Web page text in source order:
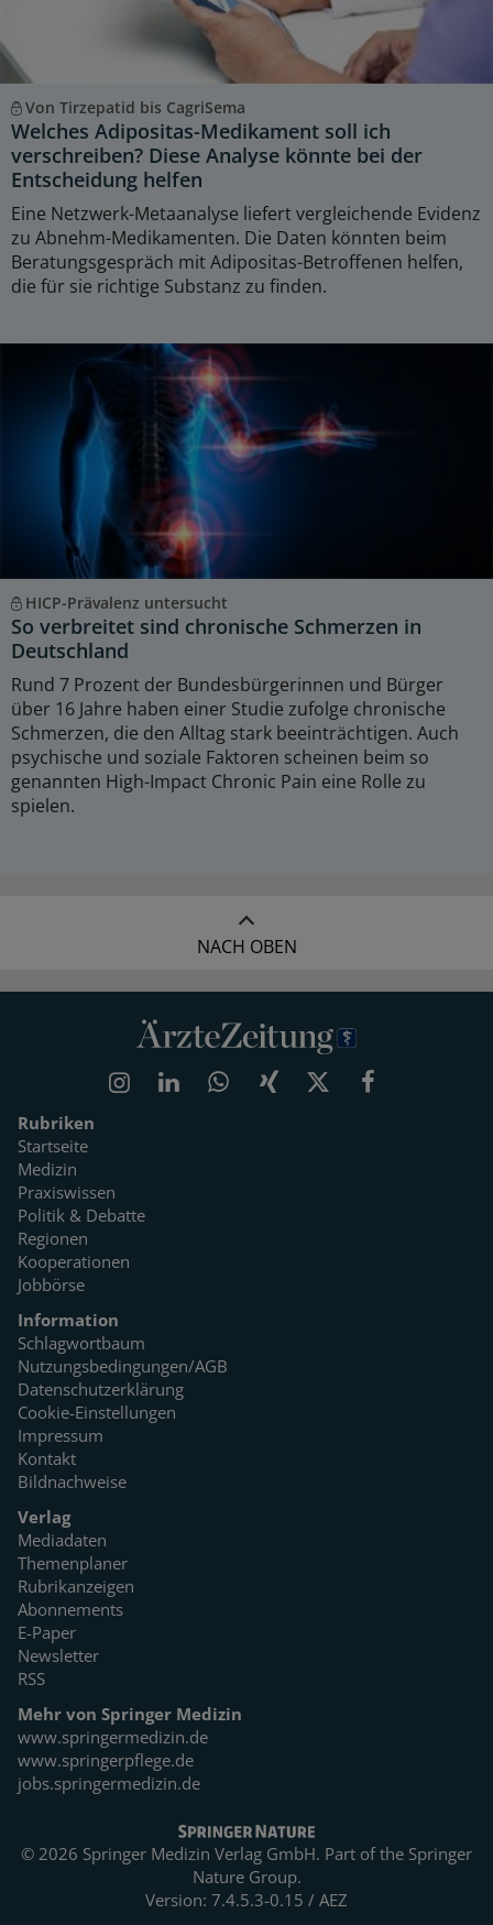
Von Tirzepatid bis CagriSema
Welches Adipositas-Medikament soll ich
verschreiben? Diese Analyse könnte bei der
Entscheidung helfen
Eine Netzwerk-Metaanalyse liefert vergleichende Evidenz
zu Abnehm-Medikamenten. Die Daten könnten beim
Beratungsgespräch mit Adipositas-Betroffenen helfen,
die für sie richtige Substanz zu finden.
HICP-Prävalenz untersucht
So verbreitet sind chronische Schmerzen in
Deutschland
Rund 7 Prozent der Bundesbürgerinnen und Bürger
über 16 Jahre haben einer Studie zufolge chronische
Schmerzen, die den Alltag stark beeinträchtigen. Auch
psychische und soziale Faktoren scheinen beim so
genannten High-Impact Chronic Pain eine Rolle zu
spielen.
NACH OBEN
Rubriken
Startseite
Medizin
Praxiswissen
Politik & Debatte
Regionen
Kooperationen
Jobbörse
Information
Schlagwortbaum
Nutzungsbedingungen/AGB
Datenschutzerklärung
Cookie-Einstellungen
Impressum
Kontakt
Bildnachweise
Verlag
Mediadaten
Themenplaner
Rubrikanzeigen
Abonnements
E-Paper
Newsletter
RSS
Mehr von Springer Medizin
www.springermedizin.de
www.springerpflege.de
jobs.springermedizin.de
© 2026 Springer Medizin Verlag GmbH. Part of the Springer
Nature Group.
Version: 7.4.5.3-0.15 / AEZ